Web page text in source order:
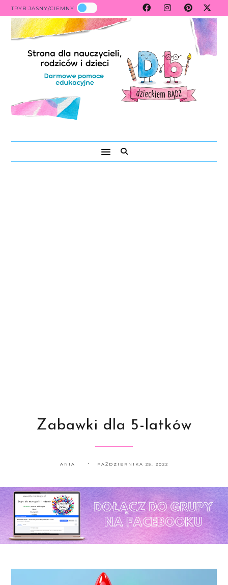
TRYB JASNY/CIEMNY
Zabawki dla 5-latków
ANIA PAŹDZIERNIKA 25, 2022